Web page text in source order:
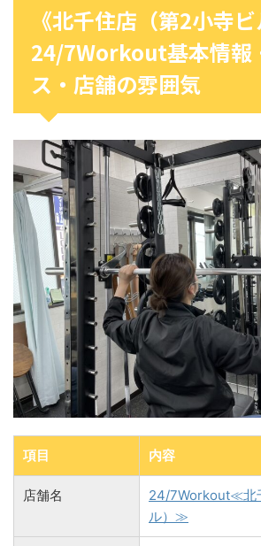
《北千住店（第2小寺ビ
24/7Workout基本情報
ス・店舗の雰囲気
項目 内容
店舗名
24/7Workout≪北
ル）≫